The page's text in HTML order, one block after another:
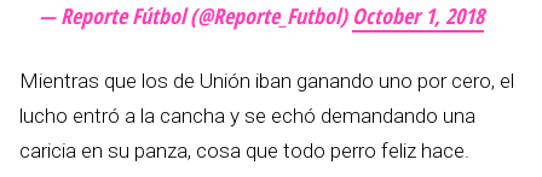
— Reporte Fútbol (@Reporte_Futbol) October 1, 2018
Mientras que los de Unión iban ganando uno por cero, el
lucho entró a la cancha y se echó demandando una
caricia en su panza, cosa que todo perro feliz hace.